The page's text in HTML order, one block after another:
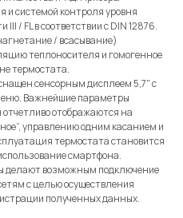
и системой контроля уровня
/ FL в соответствии с DIN 12876.
/ всасывание)
теплоносителя и гомогенное
термостата.
сенсорным дисплеем 5,7" с
Важнейшие параметры
отображаются на
управлению одним касанием и
термостата становится
смартфона.
делают возможным подключение
с целью осуществления
полученных данных.